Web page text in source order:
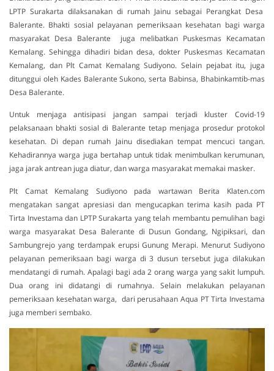
LPTP Surakarta dilaksanakan di rumah Jainu sebagai Perangkat Desa
Balerante. Bhakti sosial pelayanan pemeriksaan kesehatan bagi warga
masyarakat Desa Balerante juga melibatkan Puskesmas Kecamatan
Kemalang. Sehingga dihadiri bidan desa, dokter Puskesmas Kecamatan
Kemalang, dan Plt Camat Kemalang Sudiyono. Selain pejabat itu, juga
ditunggui oleh Kades Balerante Sukono, serta Babinsa, Bhabinkamtib-mas
Desa Balerante.
Untuk menjaga antisipasi jangan sampai terjadi kluster Covid-19
pelaksanaan bhakti sosial di Balerante tetap menjaga prosedur protokol
kesehatan. Di depan rumah Jainu disediakan tempat mencuci tangan.
Kehadirannya warga juga bertahap untuk tidak menimbulkan kerumunan,
jaga jarak antrean juga diatur, dan warga masyarakat memakai masker.
Plt Camat Kemalang Sudiyono pada wartawan Berita Klaten.com
mengatakan sangat apresiasi dan mengucapkan terima kasih pada PT
Tirta Investama dan LPTP Surakarta yang telah membantu pemulihan bagi
warga masyarakat Desa Balerante di Dusun Gondang, Ngipiksari, dan
Sambungrejo yang terdampak erupsi Gunung Merapi. Menurut Sudiyono
pelayanan pemeriksaan bagi warga di 3 dusun tersebut juga dilakukan
mendatangi di rumah. Apalagi bagi ada 2 orang warga yang sakit lumpuh.
Dua orang ini didatangi di rumahnya. Selain melakukan pelayanan
pemeriksaan kesehatan warga, dari perusahaan Aqua PT Tirta Investama
juga memberi sembako.